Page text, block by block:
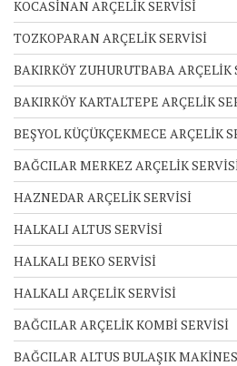
KOCASİNAN ARÇELİK SERVİSİ
TOZKOPARAN ARÇELİK SERVİSİ
BAKIRKÖY ZUHURUTBABA ARÇELİK
BAKIRKÖY KARTALTEPE ARÇELİK
BEŞYOL KÜÇÜKÇEKMECE ARÇELİK
BAĞCILAR MERKEZ ARÇELİK
HAZNEDAR ARÇELİK SERVİSİ
HALKALI ALTUS SERVİSİ
HALKALI BEKO SERVİSİ
HALKALI ARÇELİK SERVİSİ
BAĞCILAR ARÇELİK KOMBİ SERVİSİ
BAĞCILAR ALTUS BULAŞIK